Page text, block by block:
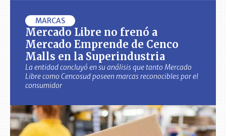
MARCAS
Mercado Libre no frenó a
Mercado Emprende de Cenco
Malls en la Superindustria
La entidad concluyó en su análisis que tanto Mercado
Libre como Cencosud poseen marcas reconocibles por el
consumidor